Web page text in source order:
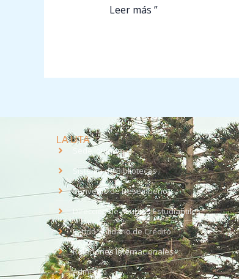
Leer más ”
LA UTA
Sede Iquique
Sistema de Bibliotecas
Convenio de Desempeño
Dirección de Asuntos Estudiantiles
Fondo Solidario de Crédito
Relaciones Internacionales
Admisión